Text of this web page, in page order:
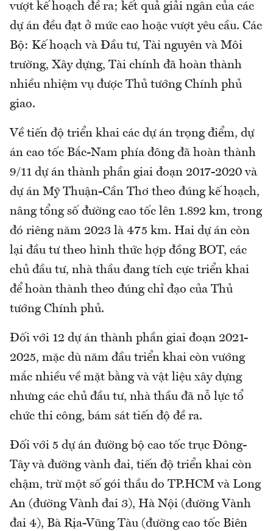
vượt kế hoạch đề ra; kết quả giải ngân của các
dự án đều đạt ở mức cao hoặc vượt yêu cầu. Các
Bộ: Kế hoạch và Đầu tư, Tài nguyên và Môi
trường, Xây dựng, Tài chính đã hoàn thành
nhiều nhiệm vụ được Thủ tướng Chính phủ
giao.
Về tiến độ triển khai các dự án trọng điểm, dự
án cao tốc Bắc-Nam phía đông đã hoàn thành
9/11 dự án thành phần giai đoạn 2017-2020 và
dự án Mỹ Thuận-Cần Thơ theo đúng kế hoạch,
nâng tổng số đường cao tốc lên 1.892 km, trong
đó riêng năm 2023 là 475 km. Hai dự án còn
lại đầu tư theo hình thức hợp đồng BOT, các
chủ đầu tư, nhà thầu đang tích cực triển khai
để hoàn thành theo đúng chỉ đạo của Thủ
tướng Chính phủ.
Đối với 12 dự án thành phần giai đoạn 2021-
2025, mặc dù năm đầu triển khai còn vướng
mắc nhiều về mặt bằng và vật liệu xây dựng
nhưng các chủ đầu tư, nhà thầu đã nỗ lực tổ
chức thi công, bám sát tiến độ đề ra.
Đối với 5 dự án đường bộ cao tốc trục Đông-
Tây và đường vành đai, tiến độ triển khai còn
chậm, trừ một số gói thầu do TP.HCM và Long
An (đường Vành đai 3), Hà Nội (đường Vành
đai 4), Bà Rịa-Vũng Tàu (đường cao tốc Biên